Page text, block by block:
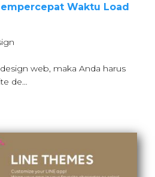
Waktu Load
web, maka Anda harus
de…